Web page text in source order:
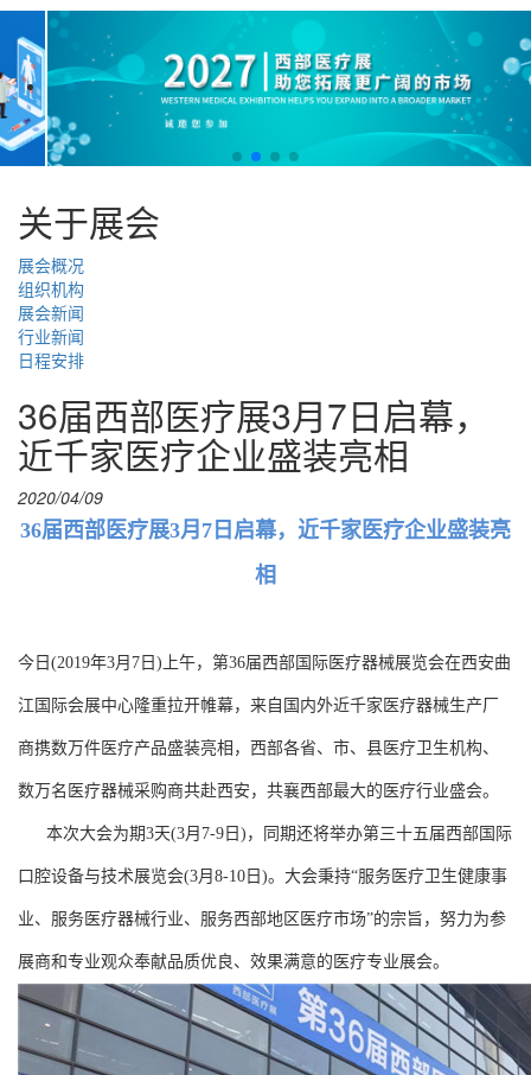
关于展会
展会概况
组织机构
展会新闻
行业新闻
日程安排
36届西部医疗展3月7日启幕，
近千家医疗企业盛装亮相
2020/04/09
36届西部医疗展3月7日启幕，近千家医疗企业盛装亮
相
今日(2019年3月7日)上午，第36届西部国际医疗器械展览会在西安曲
江国际会展中心隆重拉开帷幕，来自国内外近千家医疗器械生产厂
商携数万件医疗产品盛装亮相，西部各省、市、县医疗卫生机构、
数万名医疗器械采购商共赴西安，共襄西部最大的医疗行业盛会。
本次大会为期3天(3月7-9日)，同期还将举办第三十五届西部国际
口腔设备与技术展览会(3月8-10日)。大会秉持“服务医疗卫生健康事
业、服务医疗器械行业、服务西部地区医疗市场”的宗旨，努力为参
展商和专业观众奉献品质优良、效果满意的医疗专业展会。